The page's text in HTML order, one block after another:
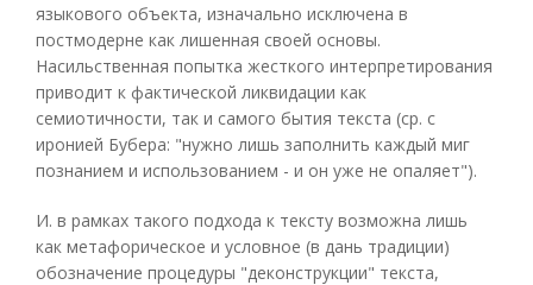
языкового объекта, изначально исключена в
постмодерне как лишенная своей основы.
Насильственная попытка жесткого интерпретирования
приводит к фактической ликвидации как
семиотичности, так и самого бытия текста (ср. с
иронией Бубера: "нужно лишь заполнить каждый миг
познанием и использованием - и он уже не опаляет").
И. в рамках такого подхода к тексту возможна лишь
как метафорическое и условное (в дань традиции)
обозначение процедуры "деконструкции" текста,